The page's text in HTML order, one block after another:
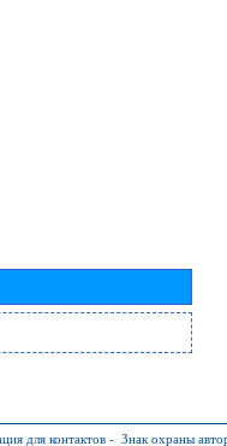
для контактов - Знак охраны